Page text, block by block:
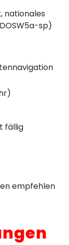
nationales
sp)
fällig
empfehlen